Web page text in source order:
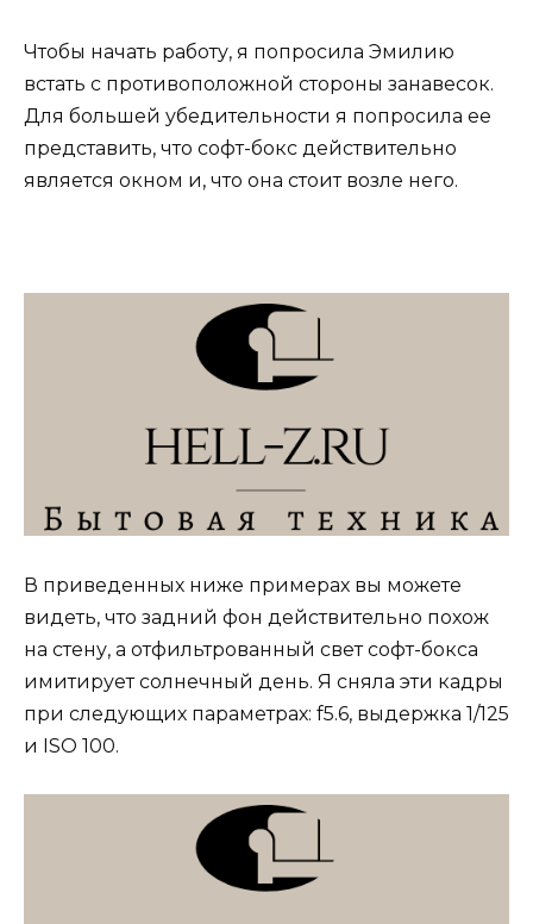
Чтобы начать работу, я попросила Эмилию
встать с противоположной стороны занавесок.
Для большей убедительности я попросила ее
представить, что софт-бокс действительно
является окном и, что она стоит возле него.
В приведенных ниже примерах вы можете
видеть, что задний фон действительно похож
на стену, а отфильтрованный свет софт-бокса
имитирует солнечный день. Я сняла эти кадры
при следующих параметрах: f5.6, выдержка 1/125
и ISO 100.